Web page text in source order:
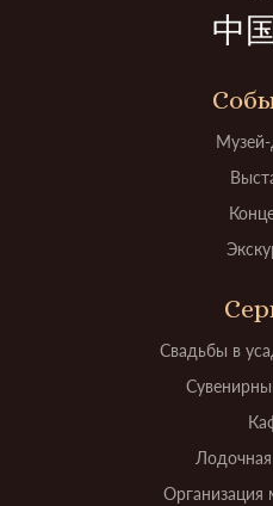
中国
Свадьбы в
Организация